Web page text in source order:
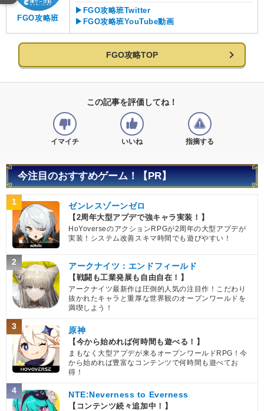
FGO攻略班
▶FGO攻略班Twitter
▶FGO攻略班YouTube動画
FGO攻略TOP
この記事を評価してね！
イマイチ いいね 指摘する
今注目のおすすめゲーム！【PR】
1 ゼンレスゾーンゼロ
【2周年大型アプデで強キャラ実装！】
HoYoverseのアクションRPGが2周年の大型アプデが
実装！システム改善スキマ時間でも遊びやすい！
2 アークナイツ：エンドフィールド
【戦闘も工業発展も自由自在！】
アークナイツ最新作は圧倒的人気の注目作！こだわり
抜かれたキャラと重厚な世界観のオープンワールドを
満喫しよう！
3 原神
【今から始めれば何時間も遊べる！】
まもなく大型アプデが来るオープンワールドRPG！今
から始めれば豊富なコンテンツで何時間も遊べてお
得！
4 NTE:Neverness to Everness
【コンテンツ続々追加中！】